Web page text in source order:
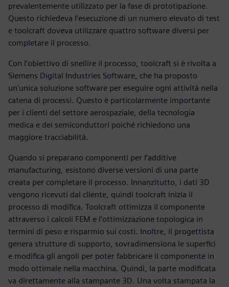
prevalentemente utilizzato per la fase di prototipazione.
Questo richiedeva l’esecuzione di un numero elevato di test
e toolcraft doveva utilizzare quattro software diversi per
completare il processo.
Con l’obiettivo di snellire il processo, toolcraft si è rivolta a
Siemens Digital Industries Software, che ha proposto
un'unica soluzione software per eseguire ogni attività nella
catena di processi. Questo è particolarmente importante
per i clienti del settore aerospaziale, della tecnologia
medica e dei semiconduttori poiché richiedono una
maggiore tracciabilità.
Quando si preparano componenti per l’additive
manufacturing, esistono diverse versioni di una parte
creata per completare il processo. Innanzitutto, i dati 3D
vengono ricevuti dal cliente, quindi toolcraft inizia il
processo di modifica. Toolcraft ottimizza il componente
attraverso i calcoli FEM e l’ottimizzazione topologica in
termini di peso e risparmio sui costi. Inoltre, il progettista
genera strutture di supporto, sovradimensiona le superfici
e modifica gli angoli per poter fabbricare il componente in
modo ottimale nella macchina. Quindi, la parte modificata
va direttamente alla stampante 3D. Una volta stampata la